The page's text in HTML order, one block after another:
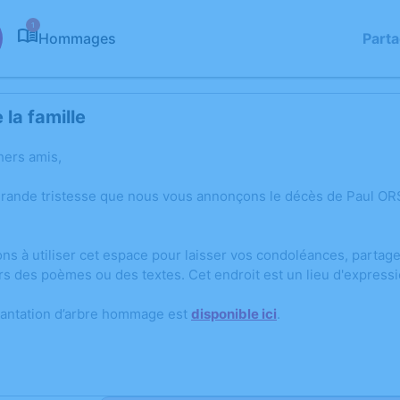
1
Hommages
la famille
amis,
tristesse que nous vous annonçons le décès de Paul
à utiliser cet espace pour laisser vos condoléances,
des poèmes ou des textes. Cet endroit est un lieu
d’arbre hommage est disponible ici.